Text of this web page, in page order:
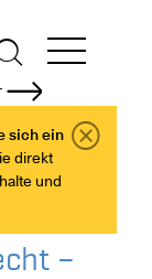
sich ein
direkt
und
–